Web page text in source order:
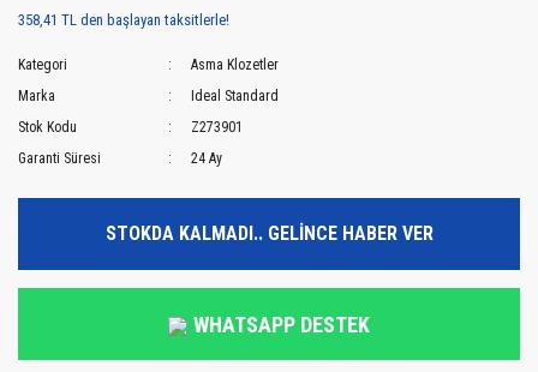
358,41 TL den başlayan taksitlerle!
Kategori
Asma Klozetler
Marka
Ideal Standard
Stok Kodu
Z273901
Garanti Süresi
24 Ay
STOKDA KALMADI.. GELİNCE HABER VER
WHATSAPP DESTEK